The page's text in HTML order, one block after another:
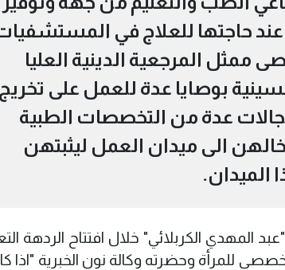
حاجتها للعلاج في
ممثل المرجعية الدينية العليا
بوصايا عدة للعمل على تخريج
عدة من التخصصات الطبية
الى ميدان العمل ليثبتهن
الميدان.
المهدي الكربلائي" خلال افتتاح الردهة
للمرأة وحضرته وكالة نون الخبرية "اذا